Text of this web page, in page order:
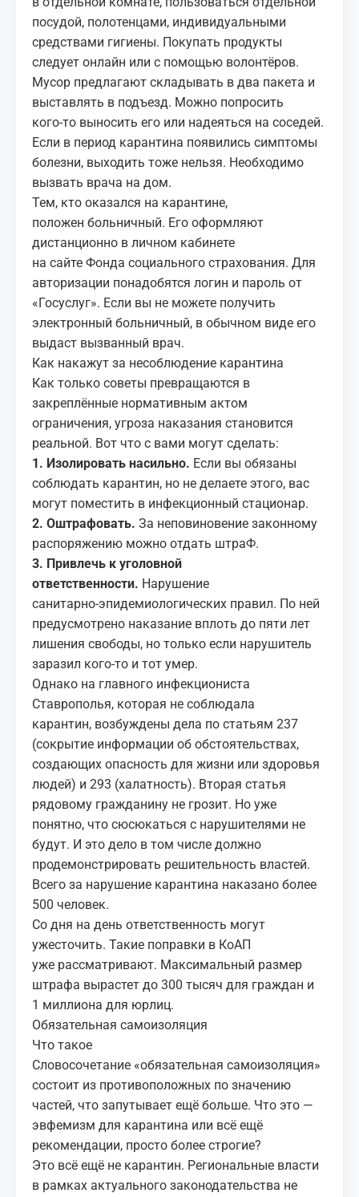
посудой, полотенцами, индивидуальными
средствами гигиены. Покупать продукты
следует онлайн или с помощью волонтёров.
Мусор предлагают складывать в два пакета и
выставлять в подъезд. Можно попросить
кого‑то выносить его или надеяться на соседей.
Если в период карантина появились симптомы
болезни, выходить тоже нельзя. Необходимо
вызвать врача на дом.
Тем, кто оказался на карантине,
положен больничный. Его оформляют
дистанционно в личном кабинете
на сайте Фонда социального страхования. Для
авторизации понадобятся логин и пароль от
«Госуслуг». Если вы не можете получить
электронный больничный, в обычном виде его
выдаст вызванный врач.
Как накажут за несоблюдение карантина
Как только советы превращаются в
закреплённые нормативным актом
ограничения, угроза наказания становится
реальной. Вот что с вами могут сделать:
1. Изолировать насильно. Если вы обязаны
соблюдать карантин, но не делаете этого, вас
могут поместить в инфекционный стационар.
2. Оштрафовать. За неповиновение законному
распоряжению можно отдать штраФ.
3. Привлечь к уголовной
ответственности. Нарушение
санитарно‑эпидемиологических правил. По ней
предусмотрено наказание вплоть до пяти лет
лишения свободы, но только если нарушитель
заразил кого‑то и тот умер.
Однако на главного инфекциониста
Ставрополья, которая не соблюдала
карантин, возбуждены дела по статьям 237
(сокрытие информации об обстоятельствах,
создающих опасность для жизни или здоровья
людей) и 293 (халатность). Вторая статья
рядовому гражданину не грозит. Но уже
понятно, что сюсюкаться с нарушителями не
будут. И это дело в том числе должно
продемонстрировать решительность властей.
Всего за нарушение карантина наказано более
500 человек.
Со дня на день ответственность могут
ужесточить. Такие поправки в КоАП
уже рассматривают. Максимальный размер
штрафа вырастет до 300 тысяч для граждан и
1 миллиона для юрлиц.
Обязательная самоизоляция
Что такое
Словосочетание «обязательная самоизоляция»
состоит из противоположных по значению
частей, что запутывает ещё больше. Что это —
эвфемизм для карантина или всё ещё
рекомендации, просто более строгие?
Это всё ещё не карантин. Региональные власти
в рамках актуального законодательства не